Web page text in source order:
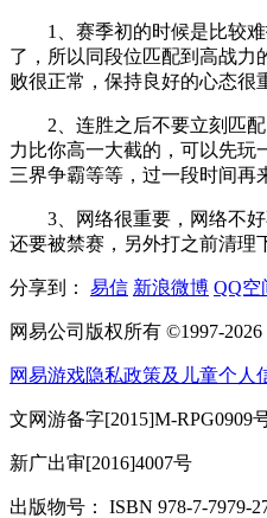
1、赛季初的时候是比较难
了，所以同段位匹配到高战力
败很正常，保持良好的心态很
2、连胜之后不要立刻匹配
力比你高一大截的，可以先玩
三界争霸等等，过一段时间再
3、网络很重要，网络不好
还要被禁赛，另外打之前清理
分享到： 易信 新浪微博 QQ空
网易公司版权所有 ©1997-2026
网易游戏隐私政策及儿童个人
文网游备字[2015]M-RPG0909
新广出审[2016]4007号
出版物号： ISBN 978-7-7979-